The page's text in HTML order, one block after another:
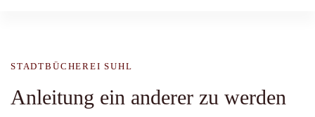
STADTBÜCHEREI SUHL
Anleitung ein anderer zu werden